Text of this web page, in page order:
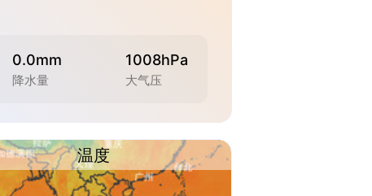
0.0mm
降水量
1008hPa
大气压
温度